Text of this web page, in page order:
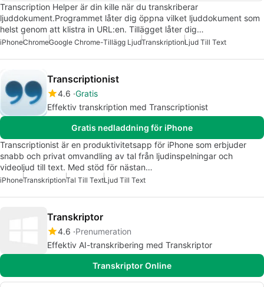
Transcription Helper är din kille när du transkriberar
ljuddokument.Programmet låter dig öppna vilket ljuddokument som
helst genom att klistra in URL:en. Tillägget låter dig…
iPhoneChromeGoogle Chrome-Tillägg LjudTranskriptionLjud Till Text
Transcriptionist
4.6 Gratis
Effektiv transkription med Transcriptionist
Gratis nedladdning för iPhone
Transcriptionist är en produktivitetsapp för iPhone som erbjuder
snabb och privat omvandling av tal från ljudinspelningar och
videoljud till text. Med stöd för nästan…
iPhoneTranskriptionTal Till TextLjud Till Text
Transkriptor
4.6 Prenumeration
Effektiv AI-transkribering med Transkriptor
Transkriptor Online